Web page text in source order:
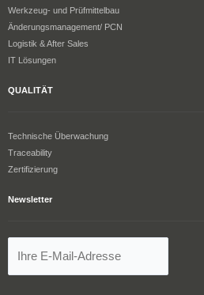
Werkzeug- und Prüfmittelbau
Änderungsmanagement/ PCN
Logistik & After Sales
IT Lösungen
QUALITÄT
Technische Überwachung
Traceability
Zertifizierung
Newsletter